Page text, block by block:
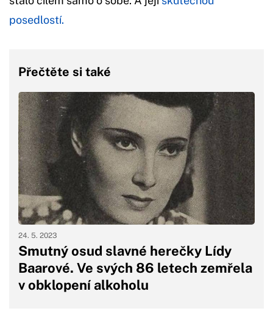
posedlostí.
Přečtěte si také
Smutný osud slavné herečky Lídy
Baarové. Ve svých 86 letech zemřela
v obklopení alkoholu
24. 5. 2023